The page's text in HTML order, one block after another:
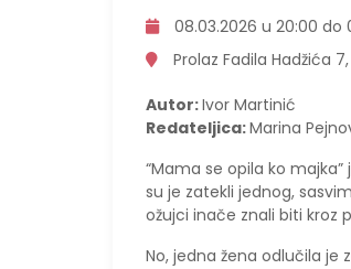
08.03.2026 u 20:00 do
Prolaz Fadila Hadžića 7,
Autor:Ivor Martinić
Redateljica:Marina
“Mama se opila ko
su je zatekli jednog,
ožujci inače znali biti kroz
No, jedna žena odlučila